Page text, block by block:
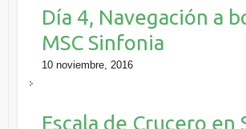
Día 4, Navegación a
MSC Sinfonia
10 noviembre, 2016
Escala de Crucero en